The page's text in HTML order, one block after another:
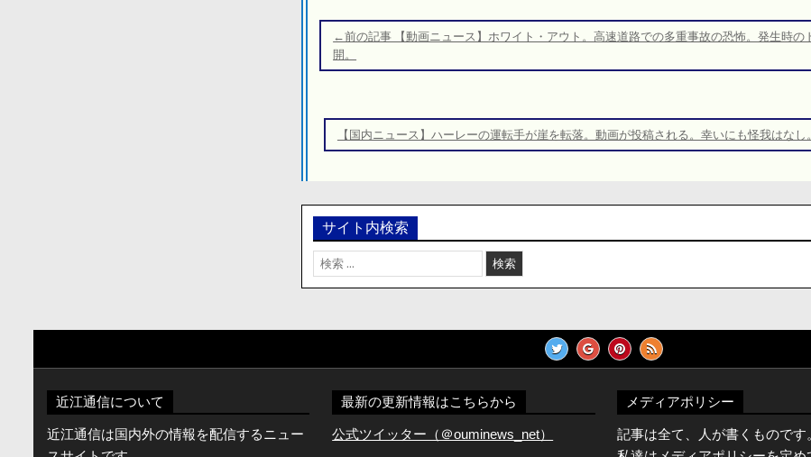
稿
ナ
ー
シ
ン
←前の記事 【動画ニュース】ホワイト・アウト。高速道路での多重事故の恐怖。発生時の
開。
【国内ニュース】ハーレーの運転手が崖を転落。動画が投稿される。幸いにも怪我はな
サイト内検索
検
索:
近江通信について
近江通信は国内外の情報を配信するニュー
最新の更新情報はこちらから
公式ツイッター（＠ouminews_net）
メディアポリシー
記事は全て、人が書くものです